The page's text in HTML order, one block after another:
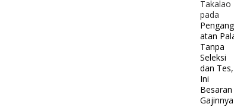
Takalao
pada
atan
Tanpa
Seleksi
dan Tes,
Ini
Besaran
Gajinnya